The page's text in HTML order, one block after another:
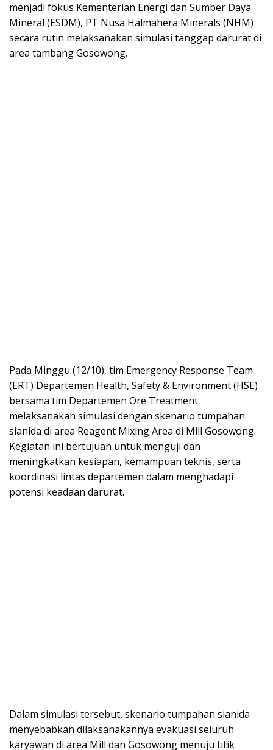
menjadi fokus Kementerian Energi dan Sumber Daya
Mineral (ESDM), PT Nusa Halmahera Minerals (NHM)
secara rutin melaksanakan simulasi tanggap darurat di
area tambang Gosowong.
Pada Minggu (12/10), tim Emergency Response Team
(ERT) Departemen Health, Safety & Environment (HSE)
bersama tim Departemen Ore Treatment
melaksanakan simulasi dengan skenario tumpahan
sianida di area Reagent Mixing Area di Mill Gosowong.
Kegiatan ini bertujuan untuk menguji dan
meningkatkan kesiapan, kemampuan teknis, serta
koordinasi lintas departemen dalam menghadapi
potensi keadaan darurat.
Dalam simulasi tersebut, skenario tumpahan sianida
menyebabkan dilaksanakannya evakuasi seluruh
karyawan di area Mill dan Gosowong menuju titik